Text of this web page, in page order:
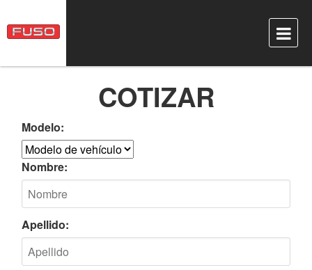
COTIZAR
Modelo:
Nombre:
Apellido: